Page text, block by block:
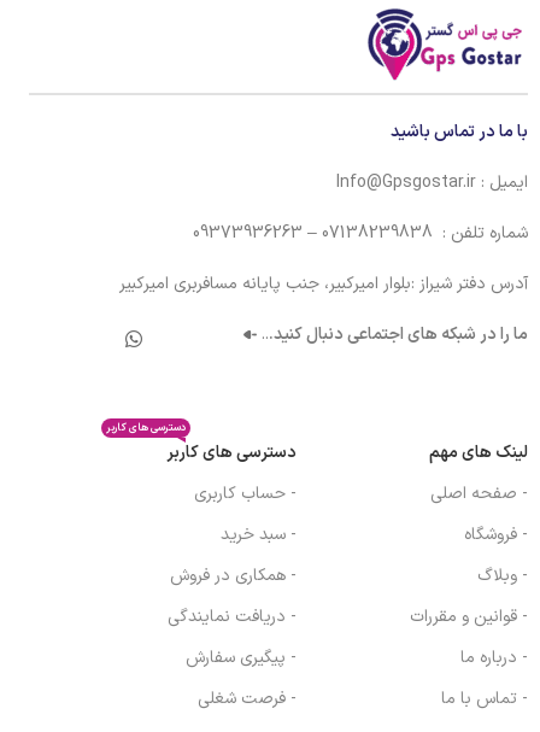
با ما در تماس باشید
ایمیل : Info@Gpsgostar.ir
شماره تلفن : 07138239838 – 09373936263
آدرس دفتر شیراز :بلوار امیرکبیر، جنب پایانه مسافربری امیرکبیر
ما را در شبکه های اجتماعی دنبال کنید...
لینک های مهم
- صفحه اصلی
- فروشگاه
- وبلاگ
- قوانین و مقررات
- درباره ما
- تماس با ما
دسترسی های کاربر
دسترسی های کاربر
- حساب کاربری
- سبد خرید
- همکاری در فروش
- دریافت نمایندگی
- پیگیری سفارش
- فرصت شغلی